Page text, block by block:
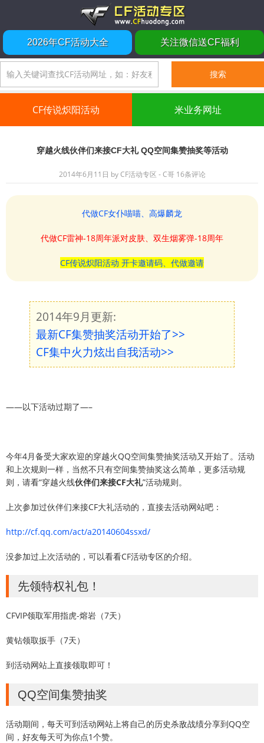
2026年CF活动大全 关注微信送CF福利
CF传说炽阳活动 米业务网址
穿越火线伙伴们来接CF大礼 QQ空间集赞抽奖等活动
2014年6月11日 byCF活动专区 - C哥 16条评论
代做CF女仆喵喵、高爆麟龙
代做CF雷神-18周年派对皮肤、双生烟雾弹-18周年
CF传说炽阳活动 开卡邀请码、代做邀请
2014年9月更新:
最新CF集赞抽奖活动开始了>>
CF集中火力炫出自我活动>>
——以下活动过期了—–
今年4月备受大家欢迎的穿越火QQ空间集赞抽奖活动又开始了。活动
和上次规则一样，当然不只有空间集赞抽奖这么简单，更多活动规
则，请看“穿越火线伙伴们来接CF大礼”活动规则。
上次参加过伙伴们来接CF大礼活动的，直接去活动网站吧：
http://cf.qq.com/act/a20140604ssxd/
没参加过上次活动的，可以看看CF活动专区的介绍。
先领特权礼包！
CFVIP领取军用指虎-熔岩（7天）
黄钻领取扳手（7天）
到活动网站上直接领取即可！
QQ空间集赞抽奖
活动期间，每天可到活动网站上将自己的历史杀敌战绩分享到QQ空
间，好友每天可为你点1个赞。